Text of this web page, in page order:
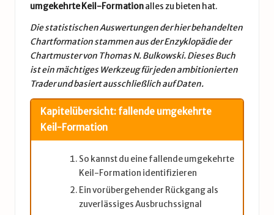
umgekehrte Keil-Formationalles zu bieten hat.
Die statistischen Auswertungen der hier behandelten
Chartformation stammen aus derEnzyklopädie der
Chartmustervon Thomas N. Bulkowski. Dieses Buch
ist ein mächtiges Werkzeug für jeden ambitionierten
Trader und basiert ausschließlich auf Daten.
Kapitelübersicht: fallende umgekehrte
Keil-Formation
So kannst du eine fallende umgekehrte
Keil-Formation identifizieren
Ein vorübergehender Rückgang als
zuverlässiges Ausbruchssignal